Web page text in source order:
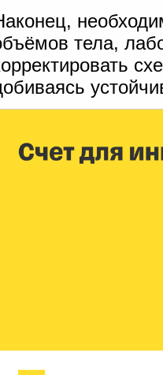
тела,